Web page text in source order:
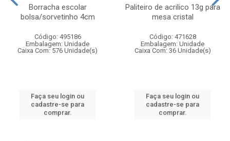
Borracha escolar
bolsa/sorvetinho 4cm
Código: 495186
Embalagem: Unidade
Caixa Com: 576 Unidade(s)
Faça seu login ou
cadastre-se para
comprar.
Paliteiro de acrilico 13g para
mesa cristal
Código: 471628
Embalagem: Unidade
Caixa Com: 36 Unidade(s)
Faça seu login ou
cadastre-se para
comprar.